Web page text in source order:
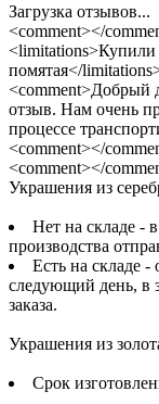
Загрузка отзывов...
<comment></
<limitations>Купили
помятая</
<comment>Добрый
отзыв. Нам очень
процессе
<comment></
<comment></
Украшения из
Нет на складе -
производства
Есть на складе -
следующий день, в
заказа.
Украшения из
Срок